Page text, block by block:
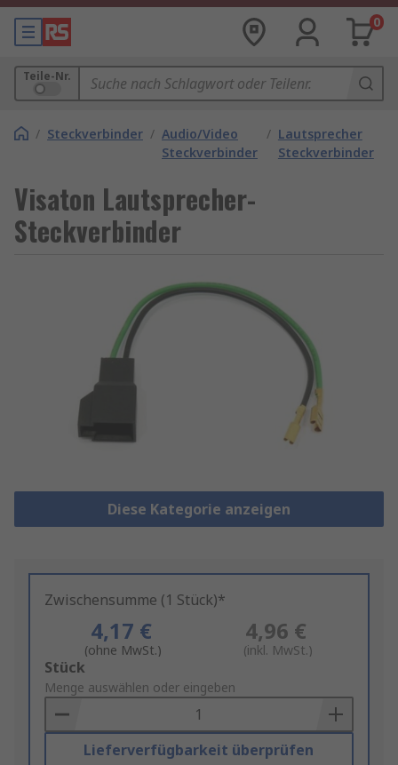
0
Teile-Nr.
/ Steckverbinder / Audio/Video
Steckverbinder
/ Lautsprecher
Steckverbinder
Visaton Lautsprecher-
Steckverbinder
Diese Kategorie anzeigen
Zwischensumme (1 Stück)*
4,17 €
(ohne MwSt.)
4,96 €
(inkl. MwSt.)
Add
to
Basket
Stück
Menge auswählen oder eingeben
Lieferverfügbarkeit überprüfen